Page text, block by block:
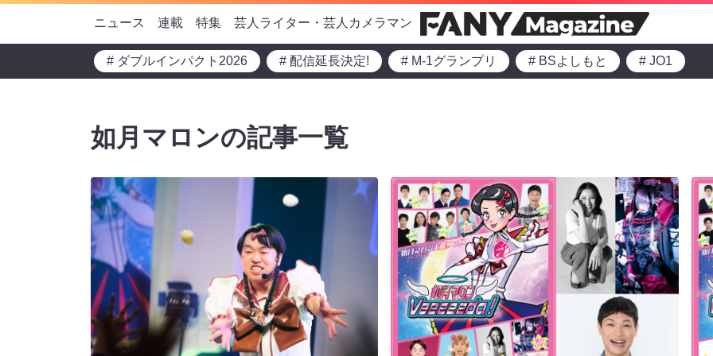
ニュース 連載 特集 芸人ライター・芸人カメラマン
# ダブルインパクト2026 # 配信延長決定! # M-1グランプリ # BSよしもと # JO1
如月マロンの記事一覧